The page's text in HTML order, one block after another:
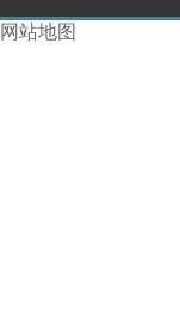
网站地图